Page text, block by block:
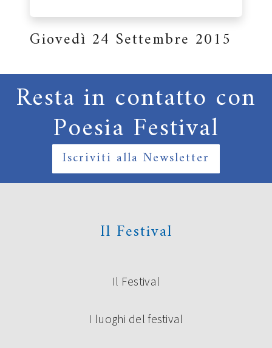
Giovedì 24 Settembre 2015
Resta in contatto con
Poesia Festival
Iscriviti alla Newsletter
Il Festival
Il Festival
I luoghi del festival